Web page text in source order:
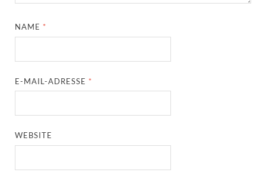
NAME *
E-MAIL-ADRESSE *
WEBSITE